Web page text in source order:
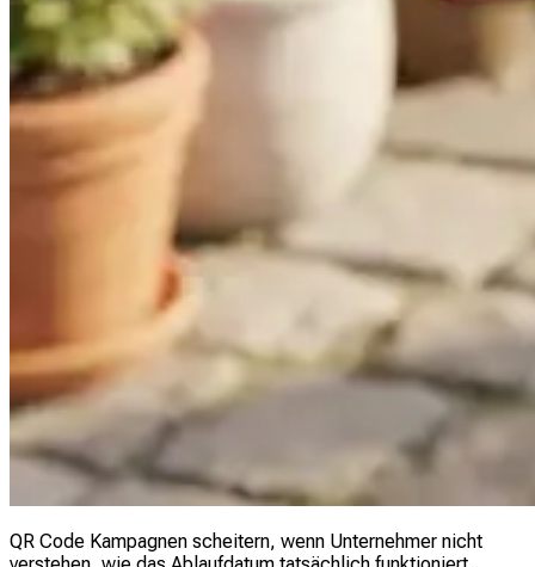
QR Code Kampagnen scheitern, wenn Unternehmer nicht